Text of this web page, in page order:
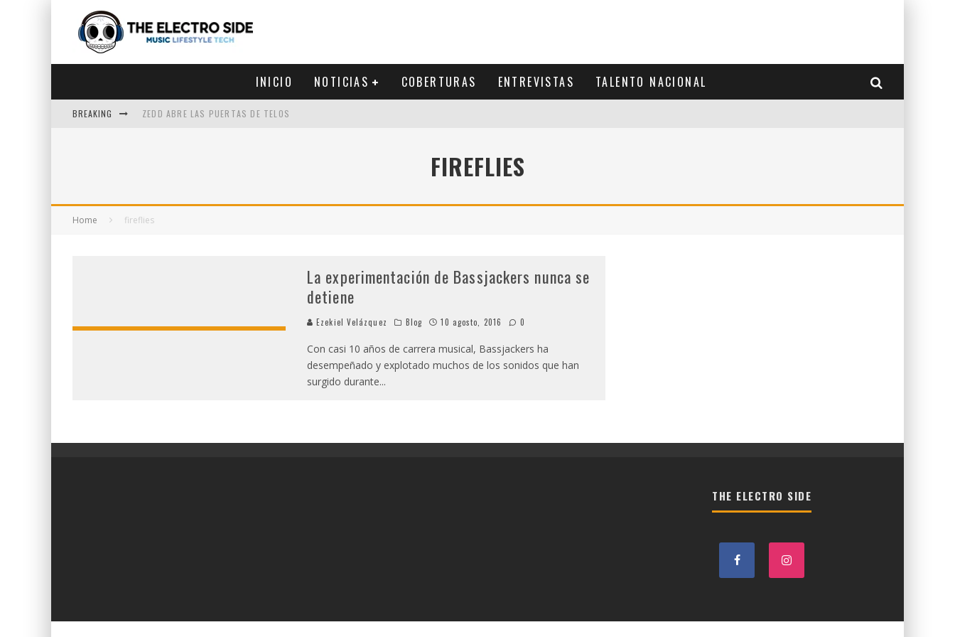
INICIO NOTICIAS COBERTURAS ENTREVISTAS TALENTO NACIONAL
BREAKING ZEDD ABRE LAS PUERTAS DE TELOS
FIREFLIES
Home fireflies
La experimentación de Bassjackers nunca se
detiene
Ezekiel Velázquez Blog 10 agosto, 2016 0
Con casi 10 años de carrera musical, Bassjackers ha
desempeñado y explotado muchos de los sonidos que han
surgido durante...
THE ELECTRO SIDE